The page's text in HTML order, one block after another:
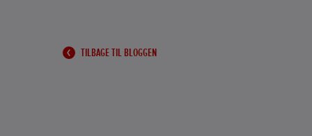
TILBAGE TIL BLOGGEN